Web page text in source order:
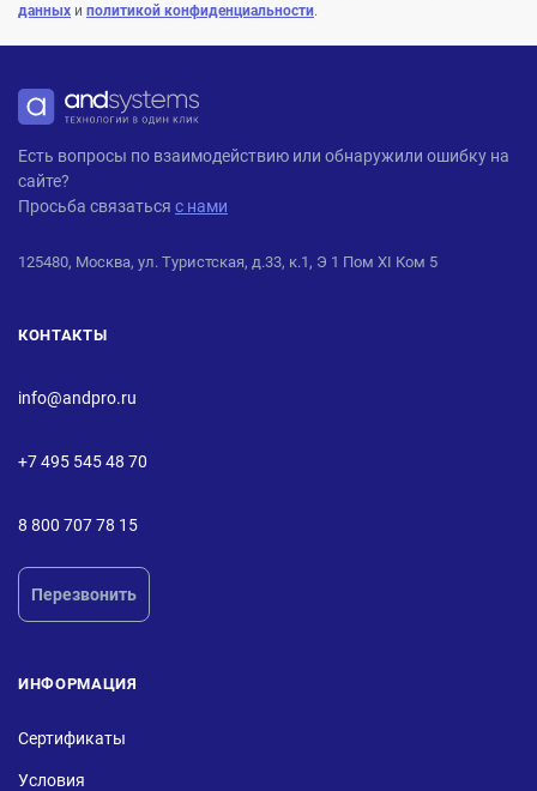
данных и политикой конфиденциальности.
ANDPRO
Есть вопросы по взаимодействию или обнаружили ошибку на
сайте?
Просьба связаться с нами
125480, Москва, ул. Туристская, д.33, к.1, Э 1 Пом XI Ком 5
КОНТАКТЫ
info@andpro.ru
+7 495 545 48 70
8 800 707 78 15
Перезвонить
ИНФОРМАЦИЯ
Сертификаты
Условия